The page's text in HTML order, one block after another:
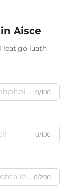
Aisce
leat go luath.
0/100
0/100
0/200